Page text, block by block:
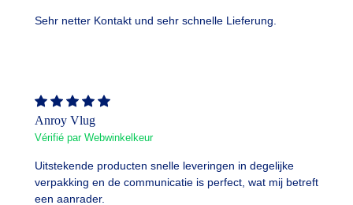
Sehr netter Kontakt und sehr schnelle Lieferung.
Anroy Vlug
Vérifié par Webwinkelkeur
Uitstekende producten snelle leveringen in degelijke
verpakking en de communicatie is perfect, wat mij betreft
een aanrader.